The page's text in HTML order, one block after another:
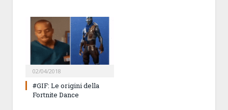
02/04/2018
#GIF: Le origini della
Fortnite Dance